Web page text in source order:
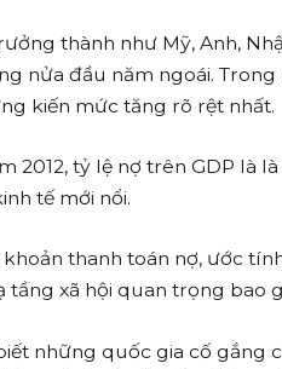
thành như Mỹ, Anh,
nửa đầu năm ngoái.
kiến ​​mức tăng rõ rệt nhất.
2012, tỷ lệ nợ trên GDP là
tế mới nổi.
thanh toán nợ, ước
tầng xã hội quan trọng bao
những quốc gia cố gắng